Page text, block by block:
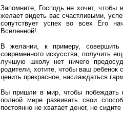
Запомните, Господь не хочет,
желает видеть вас счастливыми,
сопутствует успех во всех Его
Вселенной!
В желании, к примеру, совершить
современного искусства, получить
лучшую школу нет ничего
родители, хотите, чтобы ваш
ценить прекрасное, наслаждаться
Вы пришли в мир, чтобы побеждать
полной мере развивать свои
постоянно не хватает денег, не